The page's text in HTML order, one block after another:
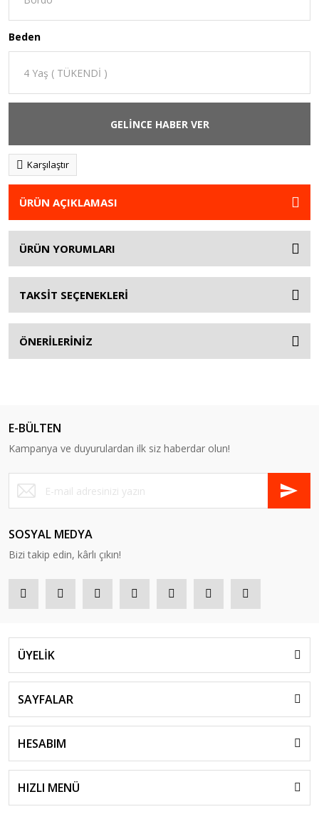
Beden
GELİNCE HABER VER
Karşılaştır
ÜRÜN AÇIKLAMASI
ÜRÜN YORUMLARI
TAKSİT SEÇENEKLERİ
ÖNERİLERİNİZ
E-BÜLTEN
Kampanya ve duyurulardan ilk siz haberdar olun!
SOSYAL MEDYA
Bizi takip edin, kârlı çıkın!
ÜYELİK
SAYFALAR
HESABIM
HIZLI MENÜ